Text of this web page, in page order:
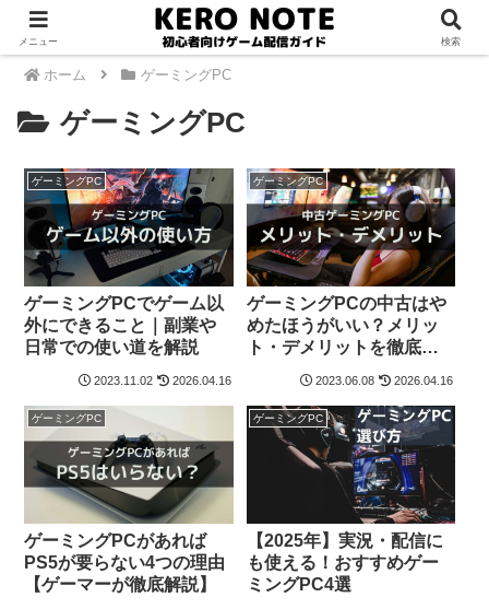
ホーム ゲーミングPC
ゲーミングPC
ゲーミングPC
ゲーミングPCでゲーム以
外にできること｜副業や
日常での使い道を解説
2023.11.02 2026.04.16
ゲーミングPC
ゲーミングPCの中古はや
めたほうがいい？メリッ
ト・デメリットを徹底解
2023.06.08 2026.04.16
ゲーミングPC
ゲーミングPCがあれば
PS5が要らない4つの理由
【ゲーマーが徹底解説】
ゲーミングPC
【2025年】実況・配信に
も使える！おすすめゲー
ミングPC4選
メニュー 検索